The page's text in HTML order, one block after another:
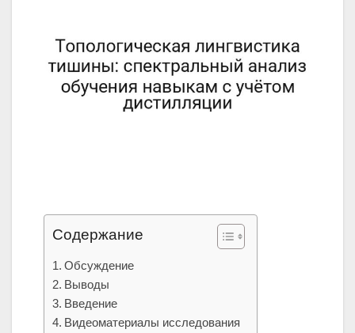
Содержание
Обсуждение
Выводы
Введение
Видеоматериалы исследования